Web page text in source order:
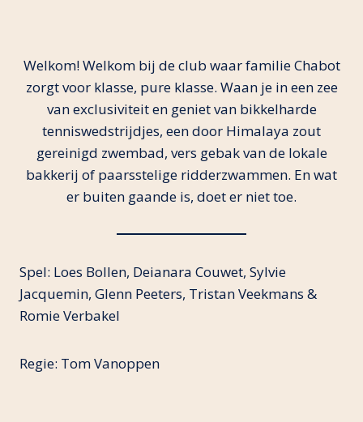
Welkom! Welkom bij de club waar familie Chabot
zorgt voor klasse, pure klasse. Waan je in een zee
van exclusiviteit en geniet van bikkelharde
tenniswedstrijdjes, een door Himalaya zout
gereinigd zwembad, vers gebak van de lokale
bakkerij of paarsstelige ridderzwammen. En wat
er buiten gaande is, doet er niet toe.
Spel: Loes Bollen, Deianara Couwet, Sylvie
Jacquemin, Glenn Peeters, Tristan Veekmans &
Romie Verbakel
Regie: Tom Vanoppen